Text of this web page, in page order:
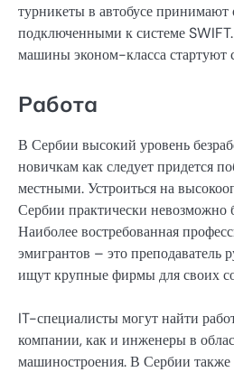
турникеты в автобусе принимают
подключенными к системе
машины эконом-класса стартуют
Работа
В Сербии высокий уровень
новичкам как следует придется
местными. Устроиться на
Сербии практически невозможно
Наиболее востребованная
эмигрантов – это преподаватель
ищут крупные фирмы для своих
IT-специалисты могут найти
компании, как и инженеры в
машиностроения. В Сербии также